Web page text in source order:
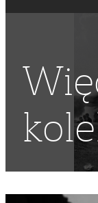
MOTOCROSS,
,